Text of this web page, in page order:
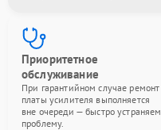
Приоритетное
обслуживание
При гарантийном случае ремонт
платы усилителя выполняется
вне очереди — быстро устраняем
проблему.